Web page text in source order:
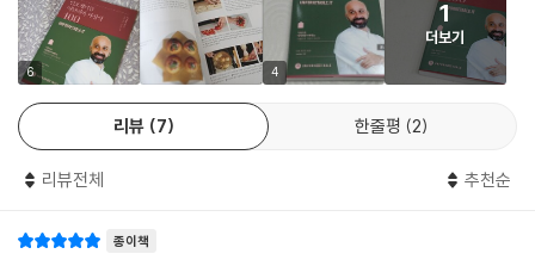
기본 & 기교 크림
미니 사과 타르트
와인에 절인 무화과 슬라이스를 곁들인 초콜릿 무스
레몬 초콜릿과 커피 무스
레몬과 엑스트라버진 올리브유를 넣은 플럼케이크
자두 소스를 곁들인 자바이오네 세미프레도
레몬과 아마레나 머랭 케이크
가장 필요한 도구는 여러분의 손 뿐
요리를 할 때 반드시 필요한 단 한 가지의 도구는 여러분의 손이라고 저자
는 말하고 있다. 그렇기 때문에 책에서 필요로 하는 도구는 거창한 게 없다.
20cm 정도의 날이 잘드는 칼 하나와 날카롭고 작은 칼 하나, 좋은 빵칼 하
나, 고기 전용 칼이나 무겁고 큰 칼 하나 정도만 있으면 되고 감자칼과 주스
도구들만 있어도 그럴싸한 이탈리아 요리사가 될 수 있다.
국내에서 구하기 힘든 재료는 어떻게 할까?
6 4
1
더보기
리뷰 7 한줄평 2
리뷰전체 추천순
종이책